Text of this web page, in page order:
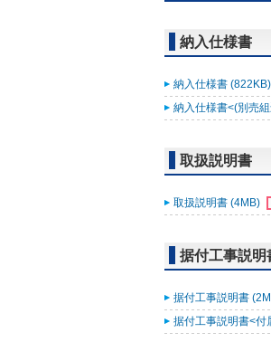
納入仕様書
納入仕様書 (822KB)
納入仕様書<(別売
取扱説明書
取扱説明書 (4MB)
据付工事説明
据付工事説明書
据付工事説明書<付